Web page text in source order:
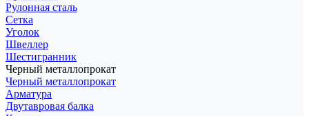
Рулонная сталь
Сетка
Уголок
Швеллер
Шестигранник
Черный металлопрокат
Черный металлопрокат
Арматура
Двутавровая балка